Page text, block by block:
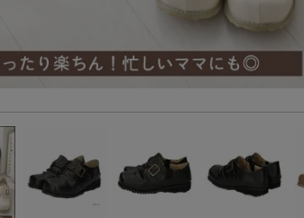
5cm以上6cm未満
8cm以上